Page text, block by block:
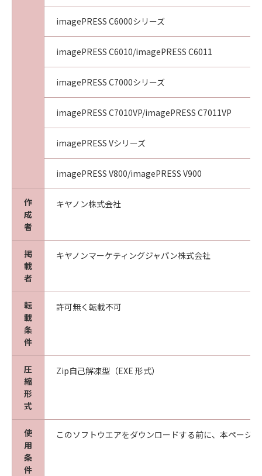
imagePRESS C6000シリーズ
imagePRESS C6010/imagePRESS C6011
imagePRESS C7000シリーズ
imagePRESS C7010VP/imagePRESS C7011VP
imagePRESS Vシリーズ
imagePRESS V800/imagePRESS V900
作
成
者
キヤノン株式会社
掲
載
者
キヤノンマーケティングジャパン株式会社
転
載
条
件
許可無く転載不可
圧
縮
形
式
Zip自己解凍型（EXE 形式）
使
用
条
件
このソフトウエアをダウンロードする前に、本ページ